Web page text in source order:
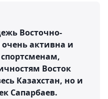
Восточно-
очень активна и
Восток
Казахстан, но и
Сапарбаев.